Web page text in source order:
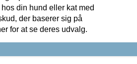
din hund eller kat med
der baserer sig på
for at se deres udvalg.